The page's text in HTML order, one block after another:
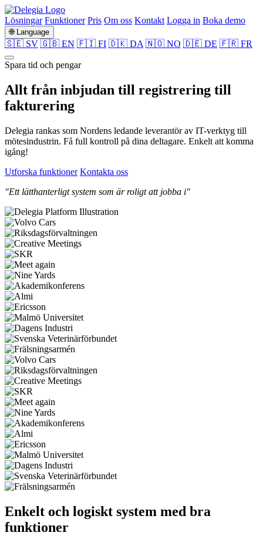
Lösningar Funktioner Pris Om oss Kontakt Logga in Boka demo
🌐 Language
🇸🇪 SV 🇬🇧 EN 🇫🇮 FI 🇩🇰 DA 🇳🇴 NO 🇩🇪 DE 🇫🇷 FR
Spara tid och pengar
Allt från inbjudan till registrering till
fakturering
Delegia rankas som Nordens ledande leverantör av IT-verktyg till
mötesindustrin. Få full kontroll på dina deltagare. Enkelt att komma
igång!
Utforska funktioner Kontakta oss
"Ett lätthanterligt system som är roligt att jobba i"
Enkelt och logiskt system med bra
funktioner